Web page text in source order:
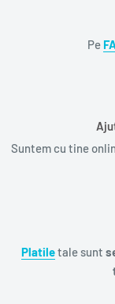
Pe
Suntem cu tine
Platiletale sunt